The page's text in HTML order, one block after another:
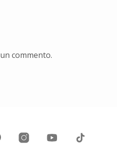
commento.